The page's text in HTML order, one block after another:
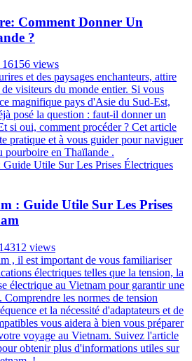
Comment Donner Un
?
16156 views
et des paysages enchanteurs, attire
visiteurs du monde entier. Si vous
magnifique pays d'Asie du Sud-Est,
posé la question : faut-il donner un
si oui, comment procéder ? Cet article
pratique et à vous guider pour naviguer
pourboire en Thaïlande .
: Guide Utile Sur Les Prises
14312 views
, il est important de vous familiariser
électriques telles que la tension, la
électrique au Vietnam pour garantir une
Comprendre les normes de tension
et la nécessité d'adaptateurs et de
vous aidera à bien vous préparer
voyage au Vietnam. Suivez l'article
obtenir plus d'informations utiles sur